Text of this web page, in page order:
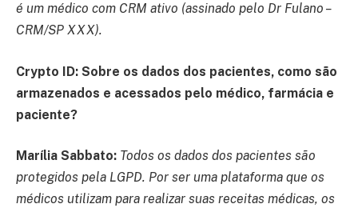
é um médico com CRM ativo (assinado pelo Dr Fulano –
CRM/SP XXX).
Crypto ID: Sobre os dados dos pacientes, como são
armazenados e acessados pelo médico, farmácia e
paciente?
Marília Sabbato: Todos os dados dos pacientes são
protegidos pela LGPD. Por ser uma plataforma que os
médicos utilizam para realizar suas receitas médicas, os